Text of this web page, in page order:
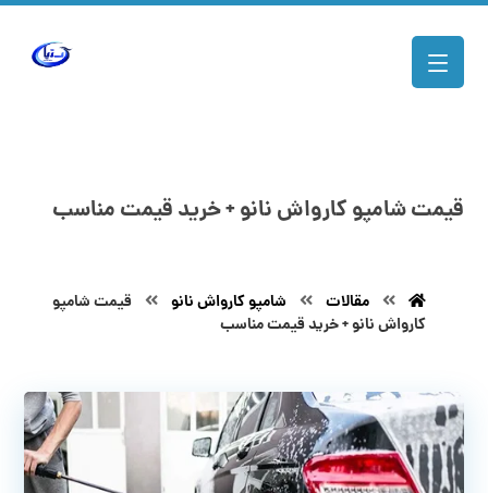
قیمت شامپو کارواش نانو + خرید قیمت مناسب
مقالات شامپو کارواش نانو
قیمت شامپو
کارواش نانو + خرید قیمت مناسب